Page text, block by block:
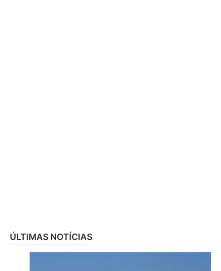
ÚLTIMAS NOTÍCIAS